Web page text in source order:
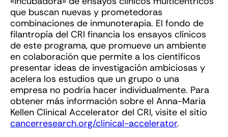
que buscan nuevas y prometedoras
combinaciones de inmunoterapia. El fondo de
filantropía del CRI financia los ensayos clínicos
de este programa, que promueve un ambiente
en colaboración que permite a los científicos
presentar ideas de investigación ambiciosas y
acelera los estudios que un grupo o una
empresa no podría hacer individualmente. Para
obtener más información sobre el Anna-Maria
Kellen Clinical Accelerator del CRI, visite el sitio
cancerresearch.org/clinical-accelerator.